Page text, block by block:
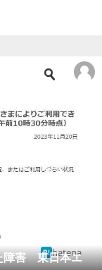
障害 東日本エ
hatena